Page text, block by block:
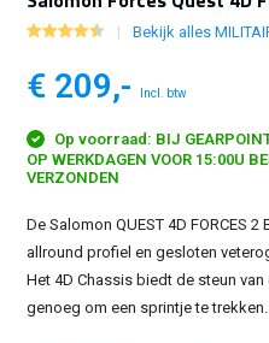
Bekijk alles
€ 209,- Incl. btw
Op voorraad: BIJ
OP WERKDAGEN VOOR 15:00U
VERZONDEN
De Salomon QUEST 4D FORCES
allround profiel en gesloten
Het 4D Chassis biedt de steun
genoeg om een sprintje te